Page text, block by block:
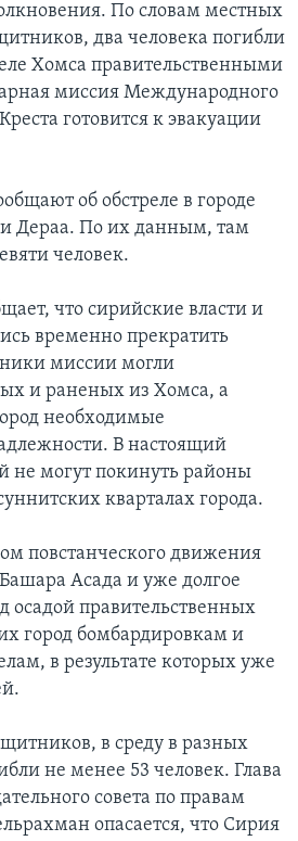
По словам местных
два человека погибли
Хомса правительственными
миссия Международного
готовится к эвакуации
об обстреле в городе
Дераа. По их данным, там
человек.
что сирийские власти и
временно прекратить
миссии могли
и раненых из Хомса, а
необходимые
В настоящий
не могут покинуть районы
кварталах города.
повстанческого движения
Асада и уже долгое
осадой правительственных
город бомбардировкам и
в результате которых уже
в среду в разных
не менее 53 человек. Глава
совета по правам
опасается, что Сирия